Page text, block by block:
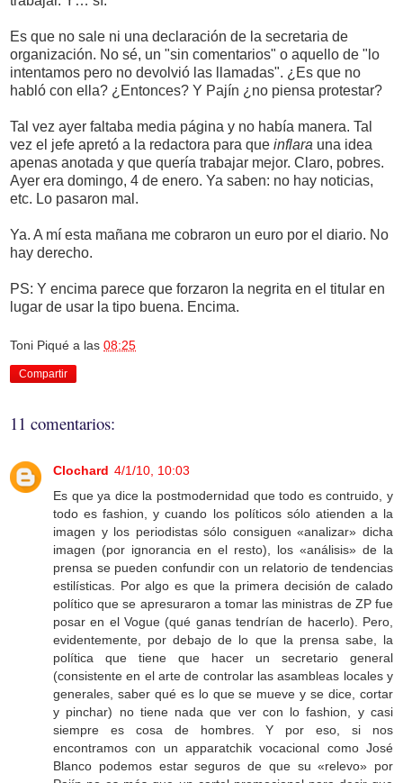
Es que no sale ni una declaración de la secretaria de
organización. No sé, un "sin comentarios" o aquello de "lo
intentamos pero no devolvió las llamadas". ¿Es que no
habló con ella? ¿Entonces? Y Pajín ¿no piensa protestar?
Tal vez ayer faltaba media página y no había manera. Tal
vez el jefe apretó a la redactora para que inflara una idea
apenas anotada y que quería trabajar mejor. Claro, pobres.
Ayer era domingo, 4 de enero. Ya saben: no hay noticias,
etc. Lo pasaron mal.
Ya. A mí esta mañana me cobraron un euro por el diario. No
hay derecho.
PS: Y encima parece que forzaron la negrita en el titular en
lugar de usar la tipo buena. Encima.
Toni Piqué a las 08:25
Compartir
11 comentarios:
Clochard 4/1/10, 10:03
Es que ya dice la postmodernidad que todo es contruido, y
todo es fashion, y cuando los políticos sólo atienden a la
imagen y los periodistas sólo consiguen «analizar» dicha
imagen (por ignorancia en el resto), los «análisis» de la
prensa se pueden confundir con un relatorio de tendencias
estilísticas. Por algo es que la primera decisión de calado
político que se apresuraron a tomar las ministras de ZP fue
posar en el Vogue (qué ganas tendrían de hacerlo). Pero,
evidentemente, por debajo de lo que la prensa sabe, la
política que tiene que hacer un secretario general
(consistente en el arte de controlar las asambleas locales y
generales, saber qué es lo que se mueve y se dice, cortar
y pinchar) no tiene nada que ver con lo fashion, y casi
siempre es cosa de hombres. Y por eso, si nos
encontramos con un apparatchik vocacional como José
Blanco podemos estar seguros de que su «relevo» por